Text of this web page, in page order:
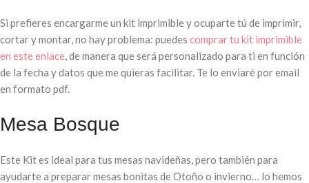
Si prefieres encargarme un kit imprimible y ocuparte tú de imprimir,
cortar y montar, no hay problema: puedes comprar tu kit imprimible
en este enlace, de manera que será personalizado para ti en función
de la fecha y datos que me quieras facilitar. Te lo enviaré por email
en formato pdf.
Mesa Bosque
Este Kit es ideal para tus mesas navideñas, pero también para
ayudarte a preparar mesas bonitas de Otoño o invierno… lo hemos